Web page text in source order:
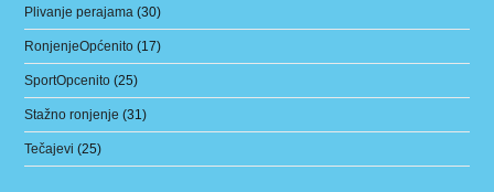
Plivanje perajama (30)
RonjenjeOpćenito (17)
SportOpcenito (25)
Stažno ronjenje (31)
Tečajevi (25)